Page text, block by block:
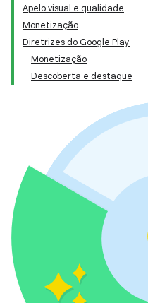
Apelo visual e qualidade
Monetização
Diretrizes do Google Play
Monetização
Descoberta e destaque